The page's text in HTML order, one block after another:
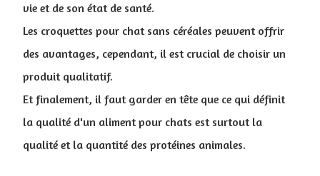
vie et de son état de santé.
Les croquettes pour chat sans céréales peuvent offrir
des avantages, cependant, il est crucial de choisir un
produit qualitatif.
Et finalement, il faut garder en tête que ce qui définit
la qualité d'un aliment pour chats est surtout la
qualité et la quantité des protéines animales.